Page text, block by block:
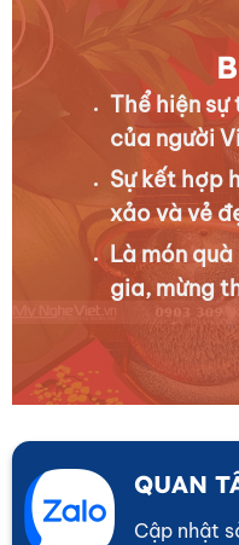
Thể hiện
của người
Sự kết hợp
xảo và vẻ
Là món
gia, mừng
QUAN
Cập nhật